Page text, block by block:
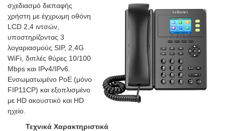
σχεδιασμό διεπαφής
χρήστη με έγχρωμη οθόνη
LCD 2,4 ιντσών,
υποστηρίζοντας 3
λογαριασμούς SIP, 2,4G
WiFi, διπλές θύρες 10/100
Mbps και IPv4/IPv6.
Ενσωματωμένο PoE (μόνο
FIP11CP) και εξοπλισμένο
με HD ακουστικό και HD
ηχείο.
Τεχνικά Χαρακτηριστικά